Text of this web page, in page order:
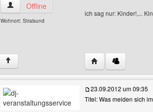
power-paul-racing Benutzer-Profile anzeigen
Offline
Wohnort: Stralsund
ich sag nur: Kinder!,...
↑ Website dieses
23.09.2012 um 09:35
Titel: Was melden sich